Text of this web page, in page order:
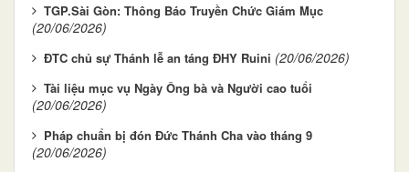
TGP.Sài Gòn: Thông Báo Truyền Chức Giám Mục
(20/06/2026)
ĐTC chủ sự Thánh lễ an táng ĐHY Ruini (20/06/2026)
Tài liệu mục vụ Ngày Ông bà và Người cao tuổi
(20/06/2026)
Pháp chuẩn bị đón Đức Thánh Cha vào tháng 9
(20/06/2026)